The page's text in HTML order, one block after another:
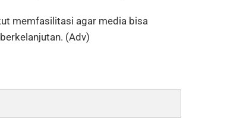
memfasilitasi agar media bisa
(Adv)